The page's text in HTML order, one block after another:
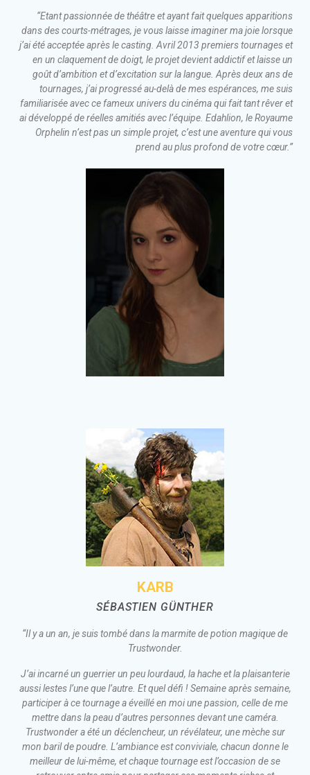
“Etant passionnée de théâtre et ayant fait quelques apparitions
dans des courts-métrages, je vous laisse imaginer ma joie lorsque
j’ai été acceptée après le casting. Avril 2013 premiers tournages et
en un claquement de doigt, le projet devient addictif et laisse un
goût d’ambition et d’excitation sur la langue. Après deux ans de
tournages, j’ai progressé au-delà de mes espérances, me suis
familiarisée avec ce fameux univers du cinéma qui fait tant rêver et
ai développé de réelles amitiés avec l’équipe. Edahlion, le Royaume
Orphelin n’est pas un simple projet, c’est une aventure qui vous
prend au plus profond de votre cœur.”
KARB
SÉBASTIEN GÜNTHER
“Il y a un an, je suis tombé dans la marmite de potion magique de
Trustwonder.
J’ai incarné un guerrier un peu lourdaud, la hache et la plaisanterie
aussi lestes l’une que l’autre. Et quel défi ! Semaine après semaine,
participer à ce tournage a éveillé en moi une passion, celle de me
mettre dans la peau d’autres personnes devant une caméra.
Trustwonder a été un déclencheur, un révélateur, une mèche sur
mon baril de poudre. L’ambiance est conviviale, chacun donne le
meilleur de lui-même, et chaque tournage est l’occasion de se